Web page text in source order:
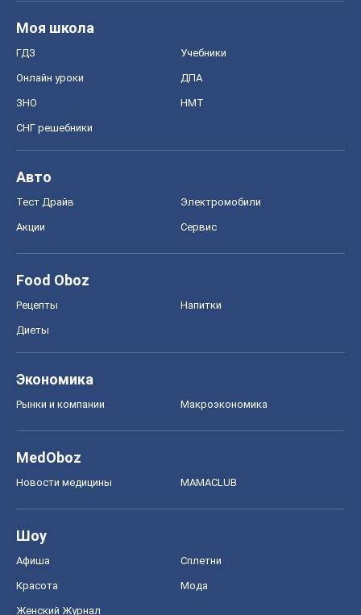
Моя школа
ГДЗ Учебники
Онлайн уроки ДПА
ЗНО НМТ
СНГ решебники
Авто
Тест Драйв Электромобили
Акции Сервис
Food Oboz
Рецепты Напитки
Диеты
Экономика
Рынки и компании Mакроэкономика
MedOboz
Новости медицины MAMACLUB
Шоу
Афиша Сплетни
Красота Мода
Женский Журнал